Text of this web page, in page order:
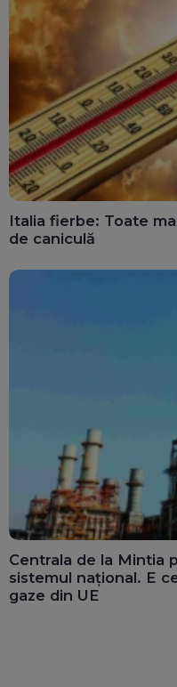
Italia fierbe: Toate
de caniculă
Centrala de la Mintia
sistemul național. E
gaze din UE